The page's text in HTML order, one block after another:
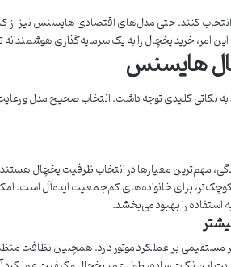
کنند. حتی مدل‌های اقتصادی هایسنس نیز از
امر، خرید یخچال را به یک سرمایه‌گذاری
هایسنس
به نکاتی کلیدی توجه داشت. انتخاب صحیح مدل و
مهم‌ترین معیارها در انتخاب ظرفیت یخچال
برای خانواده‌های کم‌جمعیت ایده‌آل است.
را بهبود می‌بخشد.
مستقیمی بر عملکرد موتور دارد. همچنین نظافت